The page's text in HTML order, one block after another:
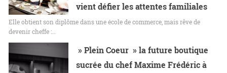
vient défier les attentes familiales
Elle obtient son diplôme dans une école de commerce, mais rêve de
devenir cheffe :…
» Plein Coeur » la future boutique
sucrée du chef Maxime Frédéric à